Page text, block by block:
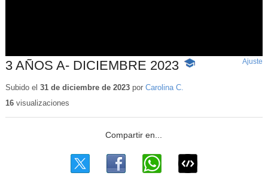
3 AÑOS A- DICIEMBRE 2023 -
educativo
Ajuste
Subido el 31 de diciembre de 2023por Carolina C.
16visualizaciones